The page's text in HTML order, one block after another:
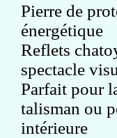
Pierre de
énergétique
Reflets
spectacle
Parfait pour
talisman ou
intérieure